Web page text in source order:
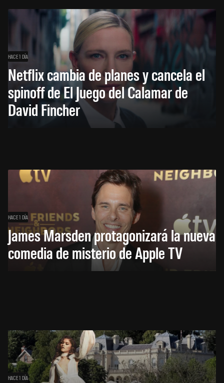
HACE 1 DÍA
Netflix cambia de planes y cancela el
spinoff de El Juego del Calamar de
David Fincher
HACE 1 DÍA
James Marsden protagonizará la nueva
comedia de misterio de Apple TV
HACE 1 DÍA